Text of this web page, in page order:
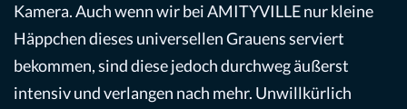
Kamera. Auch wenn wir bei AMITYVILLE nur kleine
Häppchen dieses universellen Grauens serviert
bekommen, sind diese jedoch durchweg äußerst
intensiv und verlangen nach mehr. Unwillkürlich